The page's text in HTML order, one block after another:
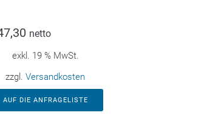
netto
exkl. 19 % MwSt.
zzgl. Versandkosten
AUF DIE ANFRAGELISTE